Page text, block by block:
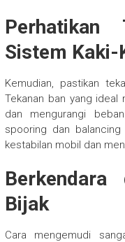
Perhatikan
Sistem Kaki-
Kemudian, pastikan
Tekanan ban yang ideal
dan mengurangi
spooring dan
kestabilan mobil dan
Berkendara
Bijak
Cara mengemudi